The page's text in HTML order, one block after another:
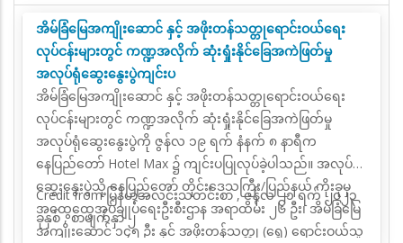
ရေးကို ငွေကြေးထောက်ပံ့မှုတိုက်ဖျက်ရေး (Countering the
Proliferation of Financing of Weapon of Mass
Destruction - CPF) လုပ်ငန်းများကို ကမ္ဘာလုံးဆိုင်ရာ ဦးဆောင်
အဖွဲ့အစည်းအနေဖြင့် ဆောင်ရွက်လျက်ရှိသည့် အဖွဲ့အစည်းမှာ
စက်မှုထိပ်သီး ၇ နိုင်ငံ အပါအဝင် နိုင်ငံနှင့် အဖွဲ့အစည်းပေါင်း
၄၀ တို့မှ ဝန်ကြီး များဖြင့် ဖွဲ့စည်းထားသည့် ငွေကြေးဆိုင်ရာ
အရေးယူဆောင်ရွက်ရေးအဖွဲ့ (Financial Action Task Force -
FATF) ဖြစ်ပါသည်။
၃။ FATF နှင့် FATF ကဲ့သို့ ပုံစံတူဖွဲ့စည်းထားသည့် ဒေသ
တွင်းအဖွဲ့အစည်းများမှ အဖွဲ့ဝင် နိုင်ငံများသည် FATF မှထုတ်
ပြန်ထားသည့် Methodology ပါ စံနှုန်းသတ်မှတ်ချက်များအား
အိမ်ခြံမြေအကျိုးဆောင် နှင့် အဖိုးတန်သတ္တုရောင်းဝယ်ရေး
လုပ်ငန်းများတွင် ကဏ္ဍအလိုက် ဆုံးရှုံးနိုင်ခြေအကဲဖြတ်မှု
အလုပ်ရုံဆွေးနွေးပွဲကျင်းပ
အိမ်ခြံမြေအကျိုးဆောင် နှင့် အဖိုးတန်သတ္တုရောင်းဝယ်ရေး
လုပ်ငန်းများတွင် ကဏ္ဍအလိုက် ဆုံးရှုံးနိုင်ခြေအကဲဖြတ်မှု
အလုပ်ရုံဆွေးနွေးပွဲကို ဇွန်လ ၁၉ ရက် နံနက် ၈ နာရီက
နေပြည်တော် Hotel Max ၌ ကျင်းပပြုလုပ်ခဲ့ပါသည်။ အလုပ်ရုံ
ဆွေးနွေးပွဲသို့ နေပြည်တော် တိုင်းဒေသကြီး/ပြည်နယ် ကိုးခုမှ
အထွေထွေအုပ်ချုပ်ရေးဦးစီးဌာန အရာထမ်း ၂၆ ဦး၊ အိမ်ခြံမြေ
အကျိုးဆောင် ၁၄၅ ဦး နှင့် အဖိုးတန်သတ္တု (ရွှေ) ရောင်းဝယ်သူ
Credit from မြန်မာ့အလင်းသတင်းစာ , ဇွန်လ ၂၁ ရက် ၂၀၂၃
ခုနှစ် , စာမျက်နှာ ၂